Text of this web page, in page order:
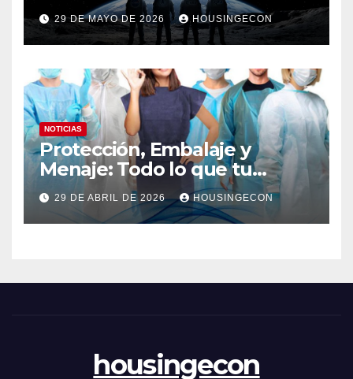
29 DE MAYO DE 2026 HOUSINGECON
NOTICIAS
Protección, Embalaje y
Menaje: Todo lo que tu
negocio necesita en un solo
lugar
29 DE ABRIL DE 2026 HOUSINGECON
housingecon